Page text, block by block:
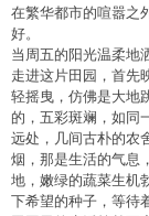
在繁华都市的喧嚣之
好。
当周五的阳光温柔地
走进这片田园，首先
轻摇曳，仿佛是大地
的，五彩斑斓，如同
远处，几间古朴的农
烟，那是生活的气息
地，嫩绿的蔬菜生机
下希望的种子，等待